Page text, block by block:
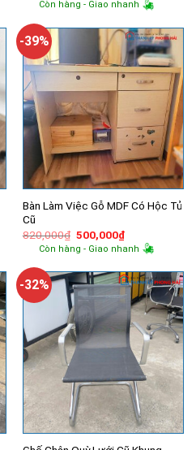
là:
tại
500,000₫.
Còn hàng - Giao nhanh
-39%
Bàn Làm Việc Gỗ MDF Có Hộc Tủ
Cũ
820,000₫ Giá
gốc
là:
500,000₫Giá
hiện
tại
500,000₫.
Còn hàng - Giao nhanh
-32%